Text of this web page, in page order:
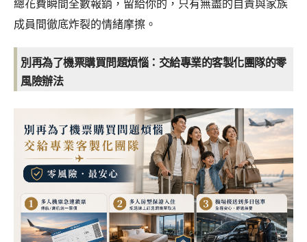
總花費瞬間全數報銷，留給你的，只有無盡的自責與家族
成員間徹底炸裂的情緒摩擦。
別再為了機票購買問題煩惱：交給專業的客製化團隊的零
風險辦法